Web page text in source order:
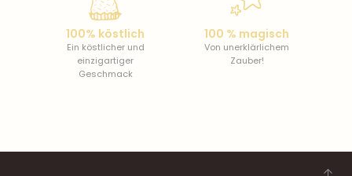
100% köstlich
Ein köstlicher und
einzigartiger
Geschmack
100 % magisch
Von unerklärlichem
Zauber!